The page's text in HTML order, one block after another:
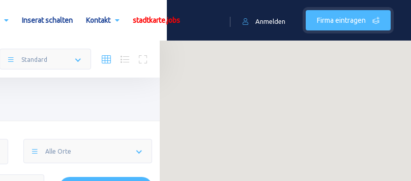
Firma eintragen
Anmelden
Inserat schalten Kontakt stadtkarte.jobs
Standard
Alle Orte